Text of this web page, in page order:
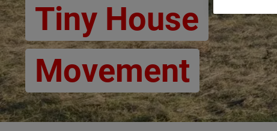
Tiny House
Movement